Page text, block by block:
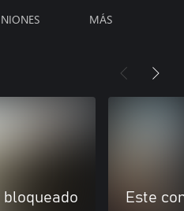
MÁS
bloqueado Este